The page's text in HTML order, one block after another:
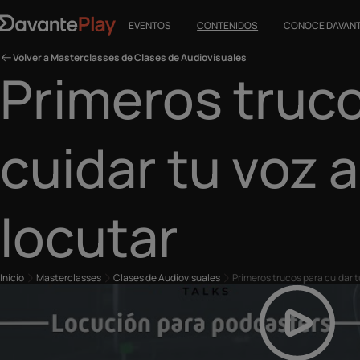
EVENTOS CONTENIDOS CONOCE
Volver a Masterclasses de Clases de Audiovisuales
Primeros
cuidar tu voz
locutar
Inicio Masterclasses Clases de Audiovisuales Primeros trucos para cuidar